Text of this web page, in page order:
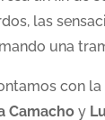
las
una
con la
Camachoy